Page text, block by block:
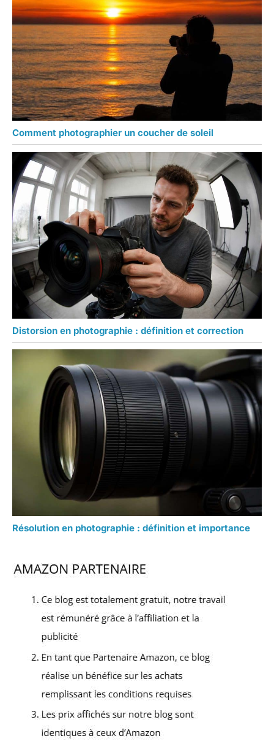
Comment photographier un coucher de soleil
Distorsion en photographie : définition et correction
Résolution en photographie : définition et importance